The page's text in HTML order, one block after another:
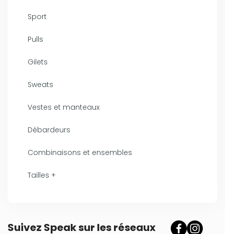
Sport
Pulls
Gilets
Sweats
Vestes et manteaux
Débardeurs
Combinaisons et ensembles
Tailles +
Suivez Speak sur les réseaux